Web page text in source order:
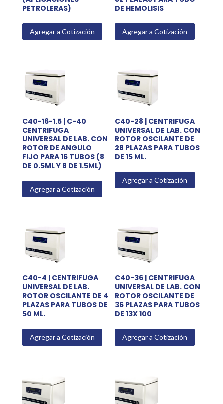
PETROLERAS)
Agregar a Cotización
DE HEMOLISIS
Agregar a Cotización
C40-16-1.5 | C-40
CENTRIFUGA
UNIVERSAL DE LAB. CON
ROTOR DE ANGULO
FIJO PARA 16 TUBOS (8
DE 0.5ML Y 8 DE 1.5ML)
Agregar a Cotización
C40-28 | CENTRIFUGA
UNIVERSAL DE LAB. CON
ROTOR OSCILANTE DE
28 PLAZAS PARA TUBOS
DE 15 ML.
Agregar a Cotización
C40-4 | CENTRIFUGA
UNIVERSAL DE LAB.
ROTOR OSCILANTE DE 4
PLAZAS PARA TUBOS DE
50 ML.
Agregar a Cotización
C40-36 | CENTRIFUGA
UNIVERSAL DE LAB. CON
ROTOR OSCILANTE DE
36 PLAZAS PARA TUBOS
DE 13X 100
Agregar a Cotización